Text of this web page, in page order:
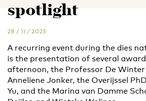
spotlight
28 / 11 / 2025
A recurring event during the dies
is the presentation of several
afternoon, the Professor De
Anneliene Jonker, the Overijssel
Yu, and the Marina van Damme